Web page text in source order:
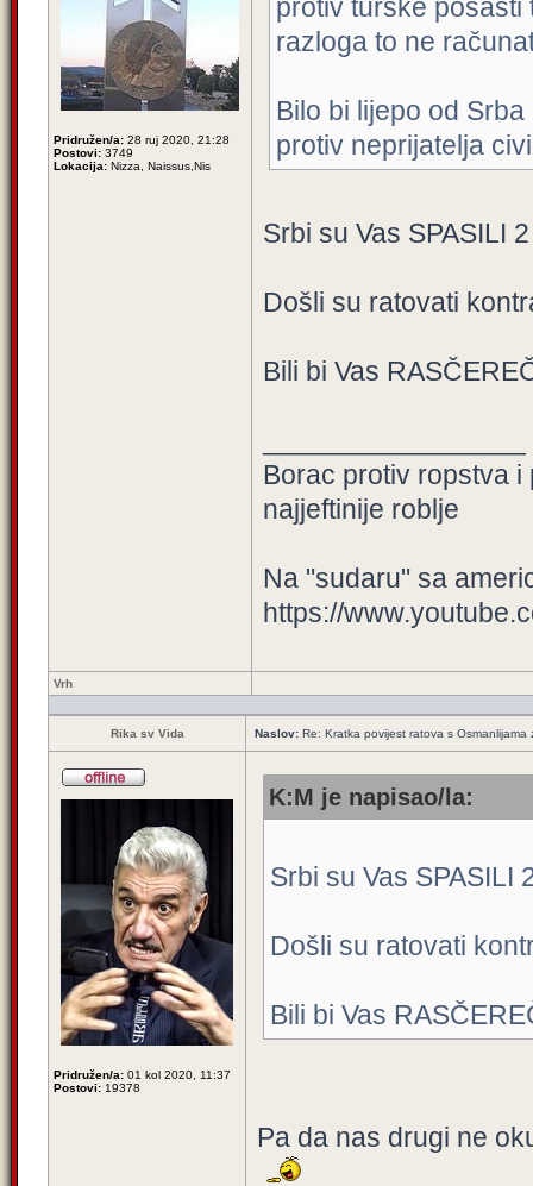
Pridružen/a: 28 ruj 2020, 21:28
Postovi: 3749
Lokacija: Nizza, Naissus,Nis
protiv turske pošasti
razloga to ne
Bilo bi lijepo od
protiv neprijatelja
Srbi su Vas SPASILI
Došli su ratovati
Bili bi Vas
Borac protiv ropstva i
najjeftinije roblje
Na "sudaru" sa
https://
Vrh
Rika sv Vida Naslov: Re: Kratka povijest ratova s Osmanlijama
Pridružen/a: 01 kol 2020, 11:37
Postovi: 19378
K:M je napisao/la:
Srbi su Vas SPASILI
Došli su ratovati
Bili bi Vas
Pa da nas drugi ne